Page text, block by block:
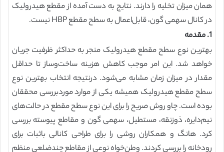
همان میزان تخلیه را دارند. نتایج به دست آمده از مقطع هیدرولیک
در کانال سهمی گون، قابل‌اعمال به سطح مقطع HBP نیست.
1. مقدمه
بهترین نوع سطح مقطع هیدرولیک منجر به حداکثر ظرفیت جریان
خواهد شد. این امر موجب کاهش هزینه ساخت‌وساز تا حداقل
مقدار در میزان زمان مشابه می‌شود. درنتیجه انتخاب بهترین نوع
سطح مقطع هیدرولیک همیشه یکی از موارد موردبررسی محققان
بوده است. چاو روش صریح را برای این نوع سطح مقطع در حالت‌های
نیم‌دایره، ذوزنقه، مستطیل، سهمی گون و مقاطع پیوسته بررسی
کرد. هانگ و همکاران روشی را برای طراحی کانالی باثبات برای
رودخانه را بررسی کردند. وطن‌خواه نوعی از مقاطع چندضلعی منظم